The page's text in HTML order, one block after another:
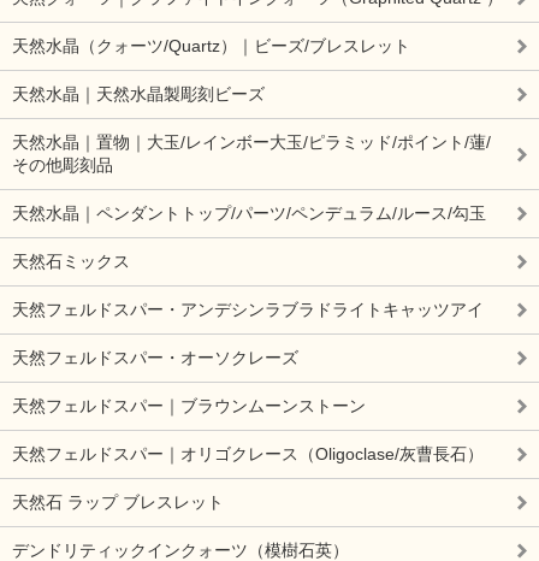
天然水晶（クォーツ/Quartz）｜ビーズ/ブレスレット
天然水晶｜天然水晶製彫刻ビーズ
天然水晶｜置物｜大玉/レインボー大玉/ピラミッド/ポイント/蓮/
その他彫刻品
天然水晶｜ペンダントトップ/パーツ/ペンデュラム/ルース/勾玉
天然石ミックス
天然フェルドスパー・アンデシンラブラドライトキャッツアイ
天然フェルドスパー・オーソクレーズ
天然フェルドスパー｜ブラウンムーンストーン
天然フェルドスパー｜オリゴクレース（Oligoclase/灰曹長石）
天然石 ラップ ブレスレット
デンドリティックインクォーツ（模樹石英）